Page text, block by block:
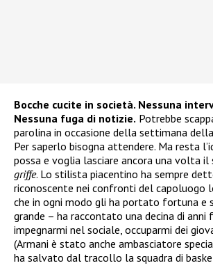
Bocche cucite in società. Nessuna
Nessuna fuga di notizie. Potrebbe
parolina in occasione della settimana
Per saperlo bisogna attendere. Ma resta
possa e voglia lasciare ancora una volta il
griffe. Lo stilista piacentino ha sempre
riconoscente nei confronti del capoluogo
che in ogni modo gli ha portato fortuna e
grande – ha raccontato una decina di anni
impegnarmi nel sociale, occuparmi dei
(Armani è stato anche ambasciatore
ha salvato dal tracollo la squadra di